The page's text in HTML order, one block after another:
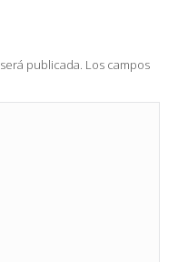
publicada. Los campos